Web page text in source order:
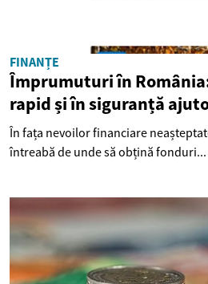
FINANȚE
Împrumuturi în
rapid și în siguranță
În fața nevoilor financiare
întreabă de unde să obțină fonduri...